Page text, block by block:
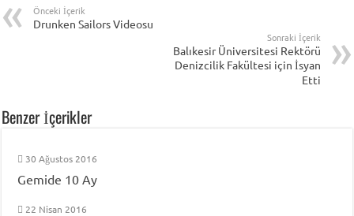
Önceki İçerik
Drunken Sailors Videosu
Sonraki İçerik
Balıkesir Üniversitesi Rektörü
Denizcilik Fakültesi için İsyan
Etti
Benzer İçerikler
30 Ağustos 2016
Gemide 10 Ay
22 Nisan 2016